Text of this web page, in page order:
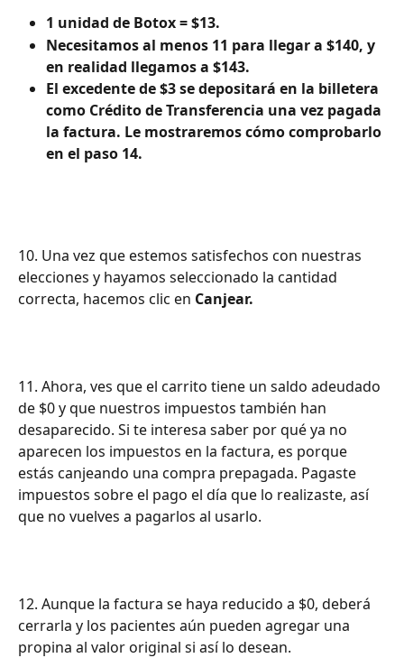
1 unidad de Botox = $13.
Necesitamos al menos 11 para llegar a $140, y
en realidad llegamos a $143.
El excedente de $3 se depositará en la billetera
como Crédito de Transferencia una vez pagada
la factura. Le mostraremos cómo comprobarlo
en el paso 14.
10. Una vez que estemos satisfechos con nuestras
elecciones y hayamos seleccionado la cantidad
correcta, hacemos clic en Canjear.
11. Ahora, ves que el carrito tiene un saldo adeudado
de $0 y que nuestros impuestos también han
desaparecido. Si te interesa saber por qué ya no
aparecen los impuestos en la factura, es porque
estás canjeando una compra prepagada. Pagaste
impuestos sobre el pago el día que lo realizaste, así
que no vuelves a pagarlos al usarlo.
12. Aunque la factura se haya reducido a $0, deberá
cerrarla y los pacientes aún pueden agregar una
propina al valor original si así lo desean.